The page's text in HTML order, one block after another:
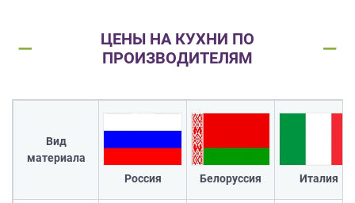
ЦЕНЫ НА КУХНИ ПО
ПРОИЗВОДИТЕЛЯМ
Вид
материала
Россия
Белоруссия Италия